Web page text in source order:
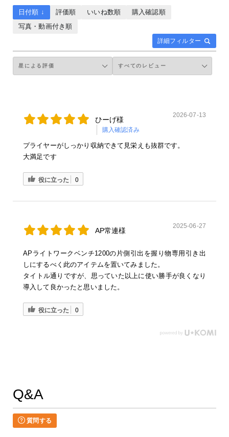
詳細フィルター
日付順 ↓ 評価順 いいね数順
購入確認順
写真・動画付き順
ひーげ様
購入確認済み
2026-07-13
プライヤーがしっかり収納できて見栄えも抜群です。
大満足です
役に立った 0
AP常連様
2025-06-27
APライトワークベンチ1200の片側引出を握り物専用引き出
しにするべく此のアイテムを置いてみました。
タイトル通りですが、思っていた以上に使い勝手が良くなり
導入して良かったと思いました。
役に立った 0
Q&A
質問する